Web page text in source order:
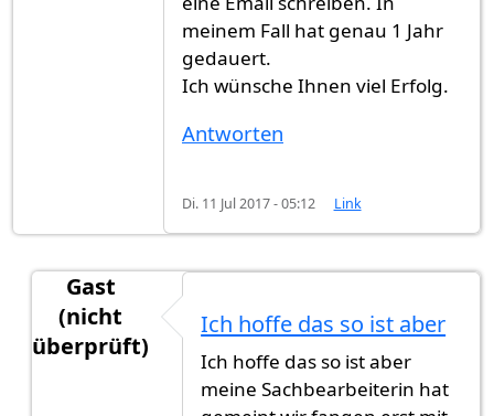
meinem Fall hat genau 1 Jahr
gedauert.
Ich wünsche Ihnen viel Erfolg.
Antworten
Di. 11 Jul 2017 - 05:12 Link
Gast
(nicht
überprüft)
Es dauert zwischen 6 Monaten
Ich hoffe das so ist aber
Ich hoffe das so ist aber
meine Sachbearbeiterin hat